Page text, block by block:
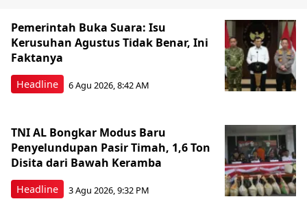
Headline
Pemerintah Buka Suara: Isu
Kerusuhan Agustus Tidak Benar, Ini
Faktanya
6 Agu 2026, 8:42 AM
Headline
TNI AL Bongkar Modus Baru
Penyelundupan Pasir Timah, 1,6 Ton
Disita dari Bawah Keramba
3 Agu 2026, 9:32 PM